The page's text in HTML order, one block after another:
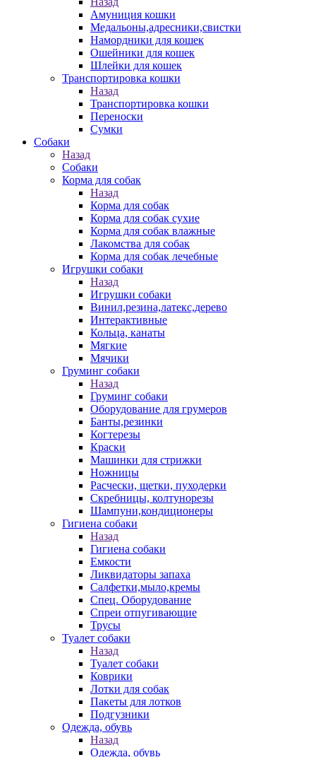
Амуниция кошки
Медальоны,адресники,свистки
Намордники для кошек
Ошейники для кошек
Шлейки для кошек
Транспортировка кошки
Назад
Транспортировка кошки
Переноски
Сумки
Собаки
Назад
Собаки
Корма для собак
Назад
Корма для собак
Корма для собак сухие
Корма для собак влажные
Лакомства для собак
Корма для собак лечебные
Игрушки собаки
Назад
Игрушки собаки
Винил,резина,латекс,дерево
Интерактивные
Кольца, канаты
Мягкие
Мячики
Груминг собаки
Назад
Груминг собаки
Оборудование для грумеров
Банты,резинки
Когтерезы
Краски
Машинки для стрижки
Ножницы
Расчески, щетки, пуходерки
Скребницы, колтунорезы
Шампуни,кондиционеры
Гигиена собаки
Назад
Гигиена собаки
Емкости
Ликвидаторы запаха
Салфетки,мыло,кремы
Спец. Оборудование
Спреи отпугивающие
Трусы
Туалет собаки
Назад
Туалет собаки
Коврики
Лотки для собак
Пакеты для лотков
Подгузники
Одежда, обувь
Назад
Одежда, обувь